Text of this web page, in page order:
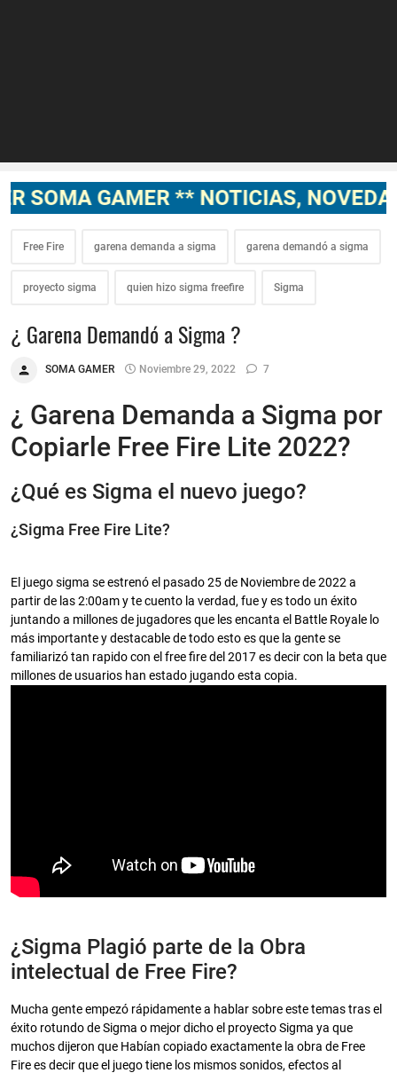
** NOTICIAS, NOVEDADES,
Free Fire garena demanda a sigma garena demandó a sigma
proyecto sigma quien hizo sigma freefire Sigma
¿ Garena Demandó a Sigma ?
SOMA GAMER Noviembre 29, 2022 7
¿ Garena Demanda a Sigma por
Copiarle Free Fire Lite 2022?
¿Qué es Sigma el nuevo juego?
¿Sigma Free Fire Lite?
El juego sigma se estrenó el pasado 25 de Noviembre de 2022 a
partir de las 2:00am y te cuento la verdad, fue y es todo un éxito
juntando a millones de jugadores que les encanta el Battle Royale lo
más importante y destacable de todo esto es que la gente se
familiarizó tan rapido con el free fire del 2017 es decir con la beta que
millones de usuarios han estado jugando esta copia.
¿Sigma Plagió parte de la Obra
intelectual de Free Fire?
Mucha gente empezó rápidamente a hablar sobre este temas tras el
éxito rotundo de Sigma o mejor dicho el proyecto Sigma ya que
muchos dijeron que Habían copiado exactamente la obra de Free
Fire es decir que el juego tiene los mismos sonidos, efectos al